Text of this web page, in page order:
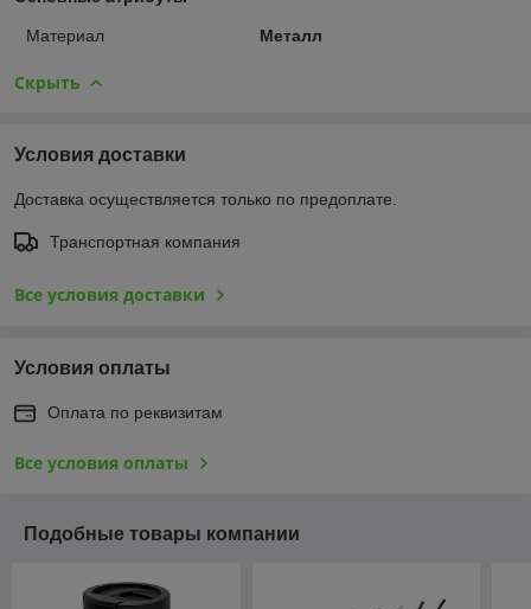
Материал Металл
Скрыть
Условия доставки
Доставка осуществляется только по предоплате.
Транспортная компания
Все условия доставки
Условия оплаты
Оплата по реквизитам
Все условия оплаты
Подобные товары компании